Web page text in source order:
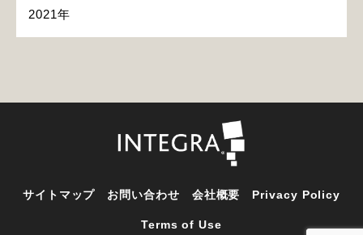
2021年
サイトマップ お問い合わせ 会社概要 Privacy Policy
Terms of Use